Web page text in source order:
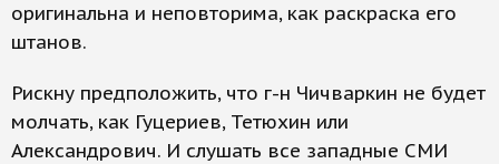
оригинальна и неповторима, как раскраска его
штанов.
Рискну предположить, что г-н Чичваркин не будет
молчать, как Гуцериев, Тетюхин или
Александрович. И слушать все западные СМИ